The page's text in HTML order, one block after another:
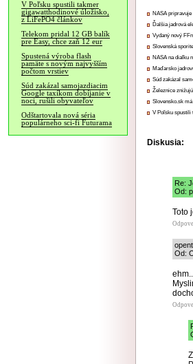
V Poľsku spustili takmer
gigawatthodinové úložisko,
z LiFePO4 článkov
Telekom pridal 12 GB balík
pre Easy, chce zaň 12 eur
Spustená výroba flash
pamäte s novým najvyšším
počtom vrstiev
Súd zakázal samojazdiacim
Google taxíkom dobíjanie v
noci, rušili obyvateľov
Odštartovala nová séria
populárneho sci-fi Futurama
NASA pripravuje
Ďalšia jadrová
Vydaný nový
Slovenská
NASA na diaľku
Maďarsko
Súd zakázal
Železnice
Slovensko.sk
V Poľsku spustili
Diskusia:
Re:
Od:
Toto
Od: